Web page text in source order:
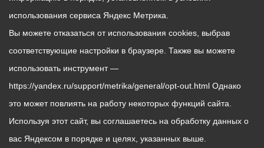
использования сервиса Яндекс Метрика.
Вы можете отказаться от использования cookies, выбрав
соответствующие настройки в браузере. Также вы можете
использовать инструмент —
https://yandex.ru/support/metrika/general/opt-out.html Однако
это может повлиять на работу некоторых функций сайта.
Используя этот сайт, вы соглашаетесь на обработку данных о
вас Яндексом в порядке и целях, указанных выше.